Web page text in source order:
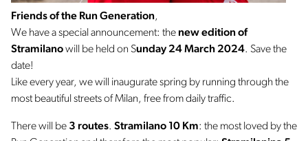
Friends of the Run Generation,
We have a special announcement: the new edition of
Stramilanowill be held on Sunday 24 March 2024. Save the
date!
Like every year, we will inaugurate spring by running through the
most beautiful streets of Milan, free from daily traffic.
There will be 3 routes. Stramilano 10 Km: the most loved by the